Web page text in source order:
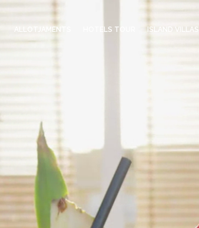
ALLOTJAMENTS HOTELS TOUR ISLAND VILLAS